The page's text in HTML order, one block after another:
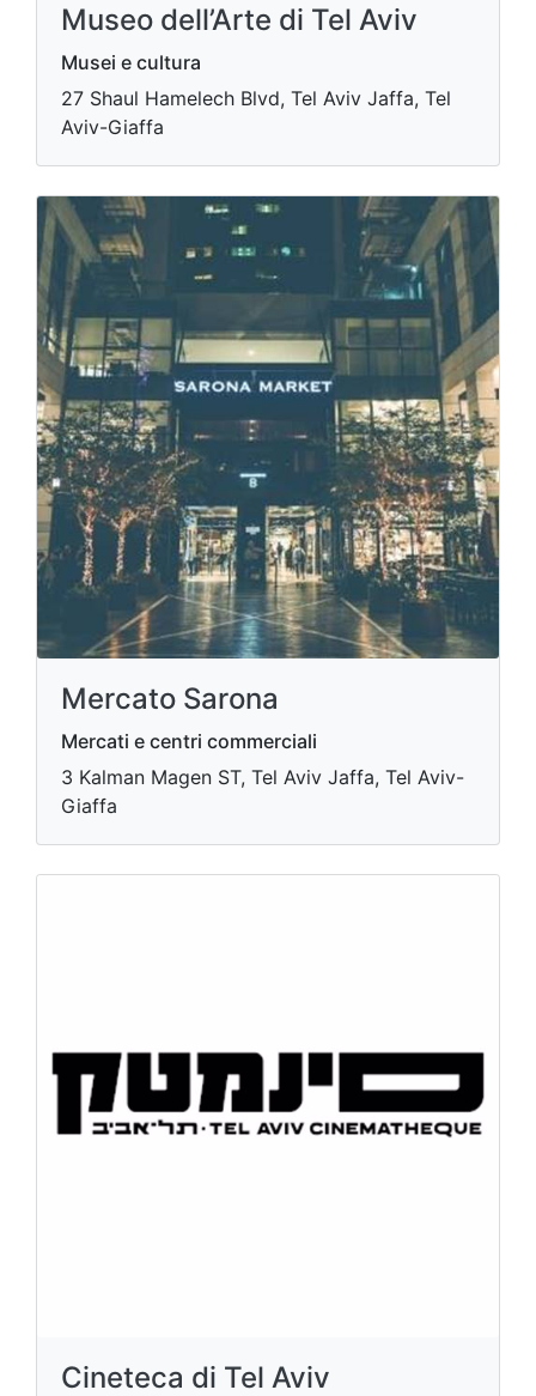
Museo dell’Arte di Tel Aviv
Musei e cultura
27 Shaul Hamelech Blvd, Tel Aviv Jaffa, Tel
Aviv-Giaffa
Mercato Sarona
Mercati e centri commerciali
3 Kalman Magen ST, Tel Aviv Jaffa, Tel Aviv-
Giaffa
Cineteca di Tel Aviv